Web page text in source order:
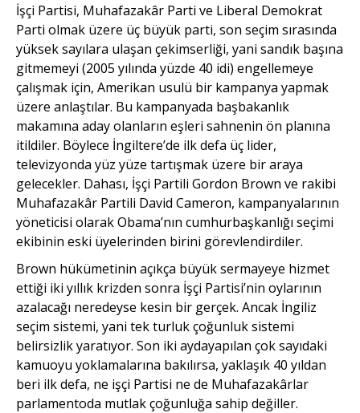
İşçi Partisi, Muhafazakâr Parti ve Liberal Demokrat
Parti olmak üzere üç büyük parti, son seçim sırasında
yüksek sayılara ulaşan çekimserliği, yani sandık başına
gitmemeyi (2005 yılında yüzde 40 idi) engellemeye
çalışmak için, Amerikan usulü bir kampanya yapmak
üzere anlaştılar. Bu kampanyada başbakanlık
makamına aday olanların eşleri sahnenin ön planına
itildiler. Böylece İngiltere’de ilk defa üç lider,
televizyonda yüz yüze tartışmak üzere bir araya
gelecekler. Dahası, İşçi Partili Gordon Brown ve rakibi
Muhafazakâr Partili David Cameron, kampanyalarının
yöneticisi olarak Obama’nın cumhurbaşkanlığı seçimi
ekibinin eski üyelerinden birini görevlendirdiler.
Brown hükümetinin açıkça büyük sermayeye hizmet
ettiği iki yıllık krizden sonra İşçi Partisi’nin oylarının
azalacağı neredeyse kesin bir gerçek. Ancak İngiliz
seçim sistemi, yani tek turluk çoğunluk sistemi
belirsizlik yaratıyor. Son iki aydayapılan çok sayıdaki
kamuoyu yoklamalarına bakılırsa, yaklaşık 40 yıldan
beri ilk defa, ne işçi Partisi ne de Muhafazakârlar
parlamentoda mutlak çoğunluğa sahip değiller.